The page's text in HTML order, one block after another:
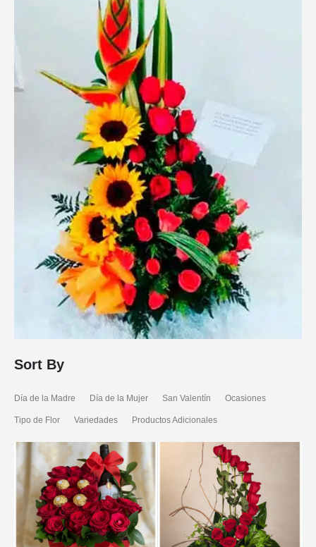
Sort By
Día de la Madre Día de la Mujer San Valentín Ocasiones
Tipo de Flor Variedades Productos Adicionales